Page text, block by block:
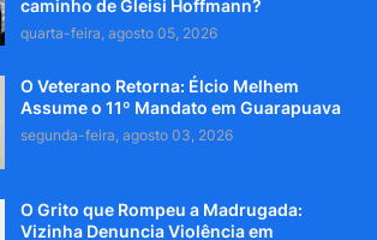
caminho de Gleisi Hoffmann?
quarta-feira, agosto 05, 2026
O Veterano Retorna: Élcio Melhem
Assume o 11º Mandato em Guarapuava
segunda-feira, agosto 03, 2026
O Grito que Rompeu a Madrugada:
Vizinha Denuncia Violência em